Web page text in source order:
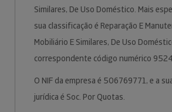
Similares, De Uso Doméstico. Mais
sua classificação é Reparação E
Mobiliário E Similares, De Uso
correspondente código numérico
O NIF da empresa é 506769771, e a
jurídica é Soc. Por Quotas.